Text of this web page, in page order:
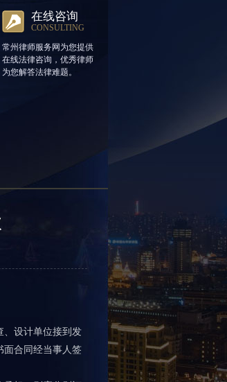
在线咨询
CONSULTING
常州律师服务网为您提供
在线法律咨询，优秀律师
为您解答法律难题。
设计单位接到发
面合同经当事人签